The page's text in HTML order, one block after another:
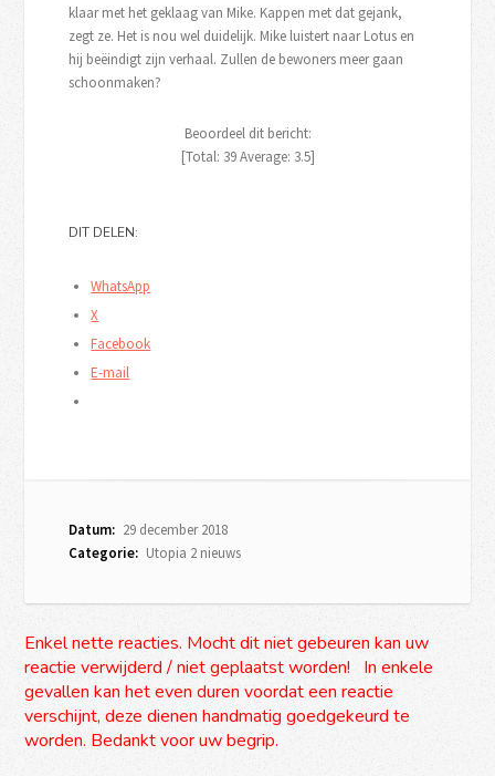
klaar met het geklaag van Mike. Kappen met dat gejank,
zegt ze. Het is nou wel duidelijk. Mike luistert naar Lotus en
hij beëindigt zijn verhaal. Zullen de bewoners meer gaan
schoonmaken?
Beoordeel dit bericht:
[Total: 39Average: 3.5]
DIT DELEN:
WhatsApp
X
Facebook
E-mail
Datum: 29 december 2018
Categorie: Utopia 2 nieuws
Enkel nette reacties. Mocht dit niet gebeuren kan uw
reactie verwijderd / niet geplaatst worden! In enkele
gevallen kan het even duren voordat een reactie
verschijnt, deze dienen handmatig goedgekeurd te
worden. Bedankt voor uw begrip.